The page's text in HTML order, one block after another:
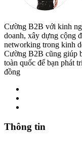
Cường B2B với kinh
doanh, xây dựng cộng
networking trong kinh
Cường B2B cũng giúp
toàn quốc để bạn phát
đồng
Thông tin